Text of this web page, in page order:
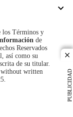
PUBLICIDAD
los Términos y
de
Reservados
así como su
de su titular.
written